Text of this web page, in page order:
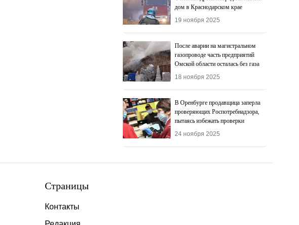
дом в Краснодарском крае
19 ноября 2025
После аварии на магистральном
газопроводе часть предприятий
Омской области осталась без газа
18 ноября 2025
В Оренбурге продавщица заперла
проверяющих Роспотребнадзора,
пытаясь избежать проверки
24 ноября 2025
Страницы
Контакты